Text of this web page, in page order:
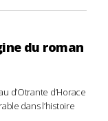
du roman
d’Otrante d’Horace
dans l’histoire